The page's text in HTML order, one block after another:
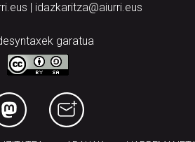
| idazkaritza@aiurri.eus
garatua